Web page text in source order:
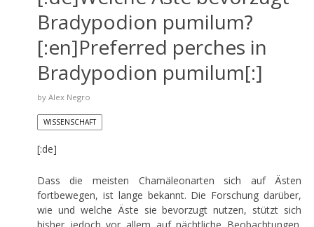
Bradypodion pumilum?
[:en]Preferred perches in
Bradypodion pumilum[:]
by Alex Negro
WISSENSCHAFT
[:de]
Dass die meisten Chamäleonarten sich auf Ästen
fortbewegen, ist lange bekannt. Die Forschung darüber,
wie und welche Äste sie bevorzugt nutzen, stützt sich